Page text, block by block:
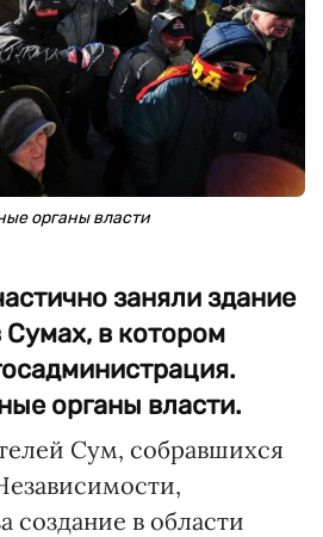
органы власти
заняли здание
в котором
органы власти.
Сум, собравшихся
создание в области